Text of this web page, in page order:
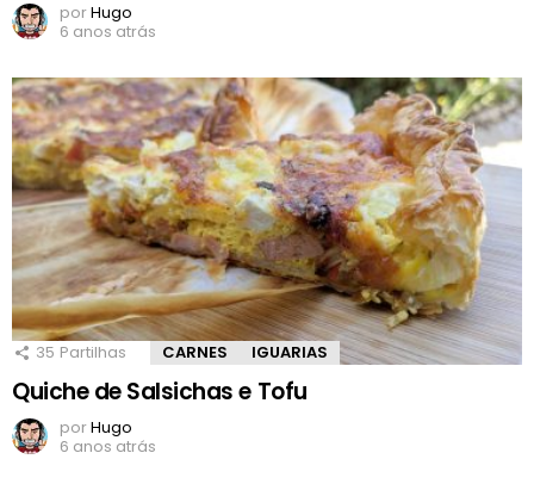
porHugo
6 anos atrás
35 Partilhas CARNES IGUARIAS
Quiche de Salsichas e Tofu
porHugo
6 anos atrás